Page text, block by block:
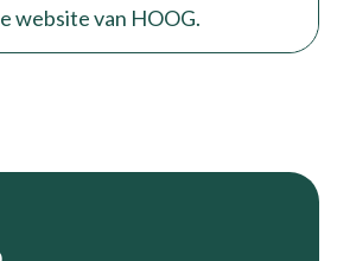
website van HOOG.